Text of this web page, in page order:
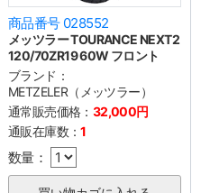
商品番号 028552
メッツラー TOURANCE NEXT2
120/70ZR19 60W フロント
ブランド：
METZELER（メッツラー）
通常販売価格： 32,000円
通販在庫数：1
数量：